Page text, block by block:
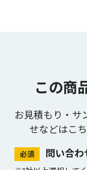
この商
お見積もり・サ
せなどは こ
必須 問い合